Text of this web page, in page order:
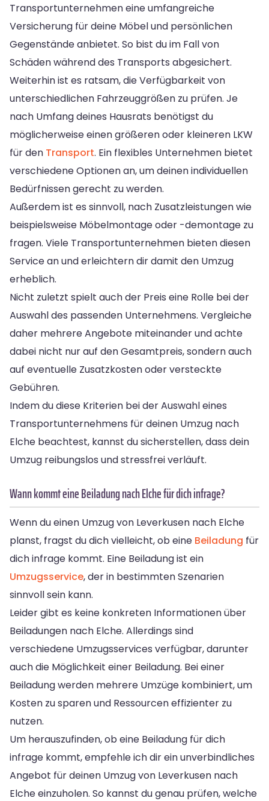
Transportunternehmen eine umfangreiche
Versicherung für deine Möbel und persönlichen
Gegenstände anbietet. So bist du im Fall von
Schäden während des Transports abgesichert.
Weiterhin ist es ratsam, die Verfügbarkeit von
unterschiedlichen Fahrzeuggrößen zu prüfen. Je
nach Umfang deines Hausrats benötigst du
möglicherweise einen größeren oder kleineren LKW
für den Transport. Ein flexibles Unternehmen bietet
verschiedene Optionen an, um deinen individuellen
Bedürfnissen gerecht zu werden.
Außerdem ist es sinnvoll, nach Zusatzleistungen wie
beispielsweise Möbelmontage oder -demontage zu
fragen. Viele Transportunternehmen bieten diesen
Service an und erleichtern dir damit den Umzug
erheblich.
Nicht zuletzt spielt auch der Preis eine Rolle bei der
Auswahl des passenden Unternehmens. Vergleiche
daher mehrere Angebote miteinander und achte
dabei nicht nur auf den Gesamtpreis, sondern auch
auf eventuelle Zusatzkosten oder versteckte
Gebühren.
Indem du diese Kriterien bei der Auswahl eines
Transportunternehmens für deinen Umzug nach
Elche beachtest, kannst du sicherstellen, dass dein
Umzug reibungslos und stressfrei verläuft.
Wann kommt eine Beiladung nach Elche für dich infrage?
Wenn du einen Umzug von Leverkusen nach Elche
planst, fragst du dich vielleicht, ob eine Beiladung für
dich infrage kommt. Eine Beiladung ist ein
Umzugsservice, der in bestimmten Szenarien
sinnvoll sein kann.
Leider gibt es keine konkreten Informationen über
Beiladungen nach Elche. Allerdings sind
verschiedene Umzugsservices verfügbar, darunter
auch die Möglichkeit einer Beiladung. Bei einer
Beiladung werden mehrere Umzüge kombiniert, um
Kosten zu sparen und Ressourcen effizienter zu
nutzen.
Um herauszufinden, ob eine Beiladung für dich
infrage kommt, empfehle ich dir ein unverbindliches
Angebot für deinen Umzug von Leverkusen nach
Elche einzuholen. So kannst du genau prüfen, welche